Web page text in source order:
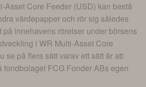
Asset Core Feeder (USD) kan bestå
värdepapper och rör sig således
på innehavens rörelser under börsens
iWR Multi-Asset Core
se på flera sätt varav ett sätt är att
fondbolaget FCG Fonder ABs egen